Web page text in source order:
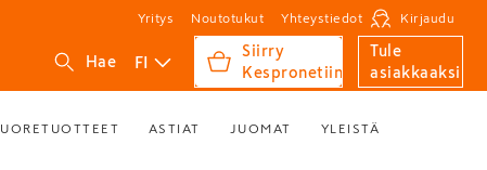
Yritys Noutotukut Yhteystiedot Kirjaudu
Hae FI
Siirry
Kespronetiin
Tule
asiakkaaksi
ASTIAT JUOMAT YLEISTÄ